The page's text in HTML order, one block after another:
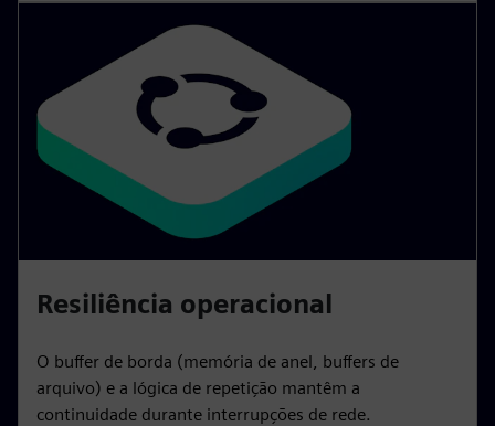
Resiliência operacional
O buffer de borda (memória de anel, buffers de
arquivo) e a lógica de repetição mantêm a
continuidade durante interrupções de rede.